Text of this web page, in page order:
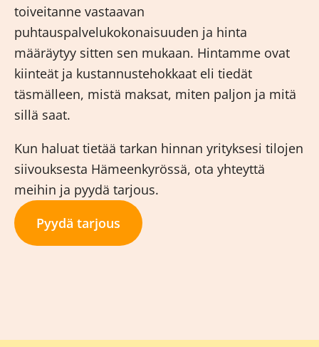
toiveitanne vastaavan
puhtauspalvelukokonaisuuden ja hinta
määräytyy sitten sen mukaan. Hintamme ovat
kiinteät ja kustannustehokkaat eli tiedät
täsmälleen, mistä maksat, miten paljon ja mitä
sillä saat.
Kun haluat tietää tarkan hinnan yrityksesi tilojen
siivouksesta Hämeenkyrössä, ota yhteyttä
meihin ja pyydä tarjous.
Pyydä tarjous